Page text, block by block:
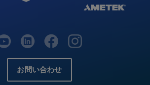
お問い合わせ